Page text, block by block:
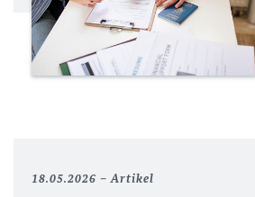
18.05.2026 Artikel